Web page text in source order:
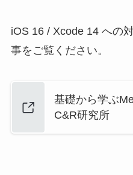
iOS 16 / Xcode 14 への
事をご覧ください。
基礎から学ぶ
C&R研究所